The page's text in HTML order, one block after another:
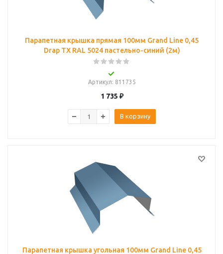
Парапетная крышка прямая 100мм Grand Line 0,45
Drap ТХ RAL 5024 пастельно-синий (2м)
Артикул: 811735
1 735 ₽
В корзину
Парапетная крышка угольная 100мм Grand Line 0,45